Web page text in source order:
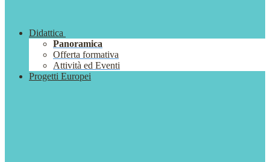
Didattica
Panoramica
Offerta formativa
Attività ed Eventi
Progetti Europei